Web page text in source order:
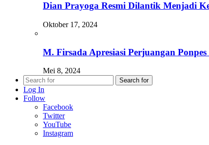
Dian Prayoga Resmi Dilantik Menjadi
Oktober 17, 2024
M. Firsada Apresiasi Perjuangan
Mei 8, 2024
Search for
Log In
Follow
Facebook
Twitter
YouTube
Instagram